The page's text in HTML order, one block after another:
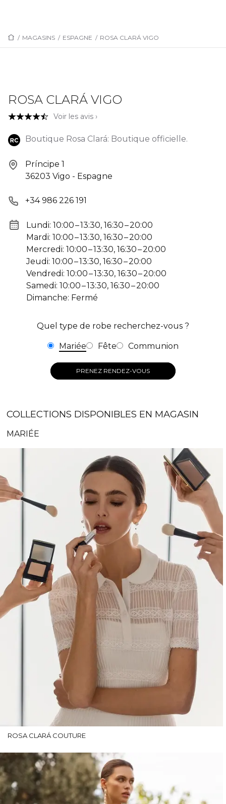
/ MAGASINS / ESPAGNE / ROSA CLARÁ VIGO
ROSA CLARÁ VIGO
Voir les avis ›
Boutique Rosa Clará: Boutique officielle.
Príncipe 1
36203 Vigo - Espagne
+34 986 226 191
Lundi: 10:00 – 13:30, 16:30 – 20:00
Mardi: 10:00 – 13:30, 16:30 – 20:00
Mercredi: 10:00 – 13:30, 16:30 – 20:00
Jeudi: 10:00 – 13:30, 16:30 – 20:00
Vendredi: 10:00 – 13:30, 16:30 – 20:00
Samedi: 10:00 – 13:30, 16:30 – 20:00
Dimanche: Fermé
Quel type de robe recherchez-vous ?
Mariée Fête Communion
PRENEZ RENDEZ-VOUS
COLLECTIONS DISPONIBLES EN MAGASIN
MARIÉE
ROSA CLARÁ COUTURE